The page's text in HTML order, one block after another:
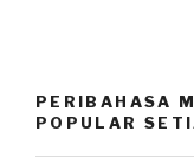
PERIBAHASA
POPULAR